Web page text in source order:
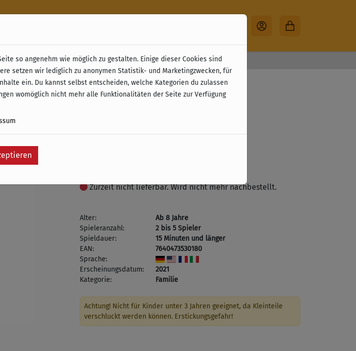
Deutschlands) 30 Tage Rückgabe
Draftosaurus: Marina
12,90 €
Zurzeit nicht lieferbar. Wird nicht mehr nachbestellt.
Alter:
Ab 8 Jahre
Spieleranzahl:
2 bis 5 Spieler
Spieldauer:
15 Minuten und länger
EAN:
7640473530180
Sprache:
Erscheinungsdatum:
2021
Kategorie:
Familie
Achtung! Nicht für Kinder unter 3 Jahren geeignet, da Kleinteile
verschluckt werden können. Erstickungsgefahr!
so angenehm wie möglich zu gestalten. Einige dieser Cookies sind
setzen wir lediglich zu anonymen Statistik- und Marketingzwecken, für
ein. Du kannst selbst entscheiden, welche Kategorien du zulassen
womöglich nicht mehr alle Funktionalitäten der Seite zur Verfügung